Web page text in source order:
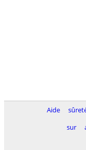
Aide
sur